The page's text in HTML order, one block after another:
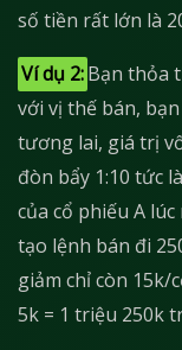
số tiền rất lớn là
Ví dụ 2:Bạn thỏa
với vị thế bán,
tương lai, giá trị
đòn bẩy 1:10 tức
của cổ phiếu A
tạo lệnh bán đi
giảm chỉ còn 15k/
5k = 1 triệu 250k